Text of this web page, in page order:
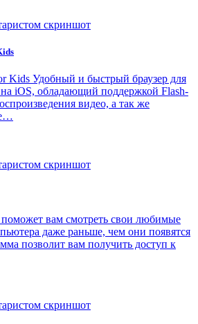
Kids Удобный и быстрый браузер для
iOS, обладающий поддержкой Flash-
видео, а так же
вам смотреть свои любимые
даже раньше, чем они появятся
позволит вам получить доступ к